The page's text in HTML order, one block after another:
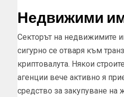
Недвижими
Секторът на недвижимите
сигурно се отваря към
криптовалута. Някои
агенции вече активно я
средство за закупуване на